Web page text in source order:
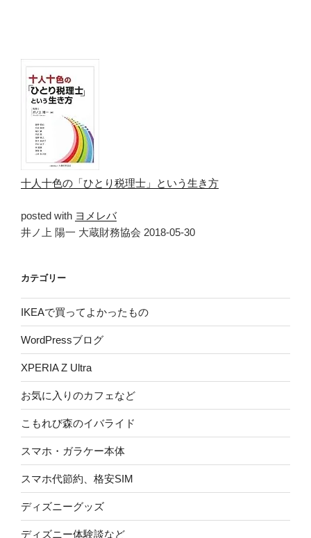
十人十色の「ひとり税理士」という生き方
posted with ヨメレバ
井ノ上 陽一 大蔵財務協会 2018-05-30
カテゴリー
IKEAで買ってよかったもの
WordPressブログ
XPERIA Z Ultra
お気に入りのカフェなど
こもれび森のイバライド
スマホ・ガラケー本体
スマホ代節約、格安SIM
ディズニーグッズ
ディズニー体験談など